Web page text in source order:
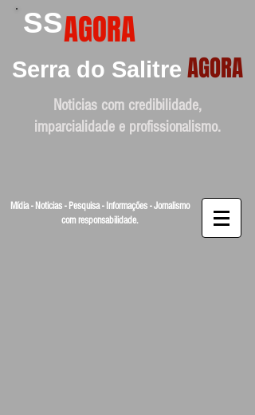
SSAGORA
Serra do Salitre AGORA
Noticias com credibilidade,
imparcialidade e profissionalismo.
Mídia - Noticias - Pesquisa - Informações - Jornalismo
com responsabilidade.